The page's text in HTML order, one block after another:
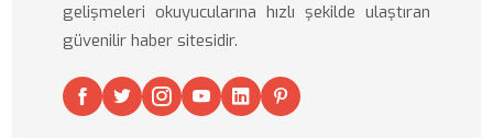
gelişmeleri okuyucularına hızlı şekilde ulaştıran
güvenilir haber sitesidir.